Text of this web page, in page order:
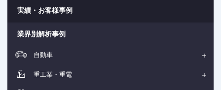
実績・お客様事例
業界別解析事例
自動車
重工業・重電